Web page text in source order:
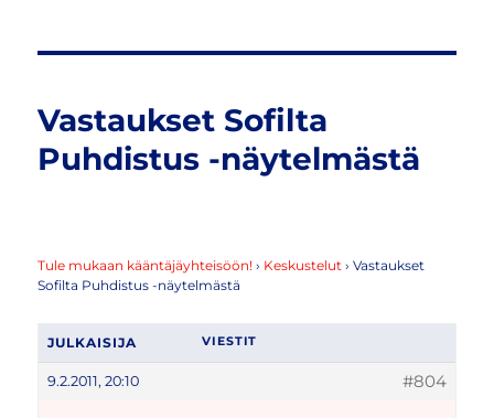
Vastaukset Sofilta
Puhdistus -näytelmästä
Tule mukaan kääntäjäyhteisöön! › Keskustelut › Vastaukset
Sofilta Puhdistus -näytelmästä
JULKAISIJA VIESTIT
9.2.2011, 20:10 #804